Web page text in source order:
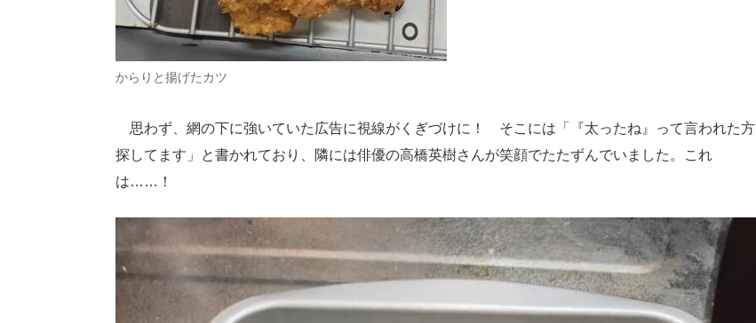
からりと揚げたカツ
思わず、網の下に強いていた広告に視線がくぎづけに！ そこには「『太ったね』って言われた方
探してます」と書かれており、隣には俳優の高橋英樹さんが笑顔でたたずんでいました。これ
は……！